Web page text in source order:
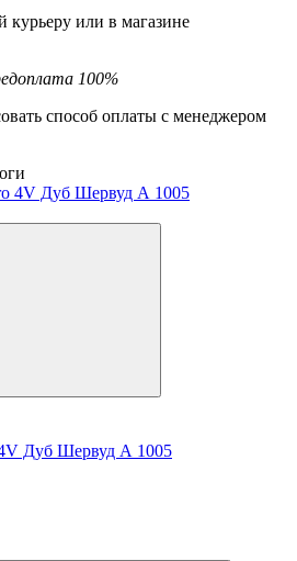
или в магазине
100%
способ оплаты с менеджером
Дуб Шервуд А 1005